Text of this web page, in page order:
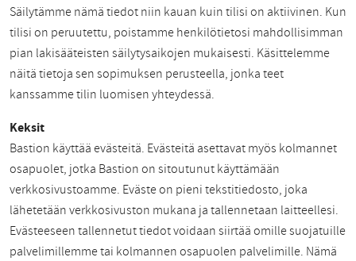
Säilytämme nämä tiedot niin kauan kuin tilisi on aktiivinen. Kun
tilisi on peruutettu, poistamme henkilötietosi mahdollisimman
pian lakisääteisten säilytysaikojen mukaisesti. Käsittelemme
näitä tietoja sen sopimuksen perusteella, jonka teet
kanssamme tilin luomisen yhteydessä.
Keksit
Bastion käyttää evästeitä. Evästeitä asettavat myös kolmannet
osapuolet, jotka Bastion on sitoutunut käyttämään
verkkosivustoamme. Eväste on pieni tekstitiedosto, joka
lähetetään verkkosivuston mukana ja tallennetaan laitteellesi.
Evästeeseen tallennetut tiedot voidaan siirtää omille suojatuille
palvelimillemme tai kolmannen osapuolen palvelimille. Nämä